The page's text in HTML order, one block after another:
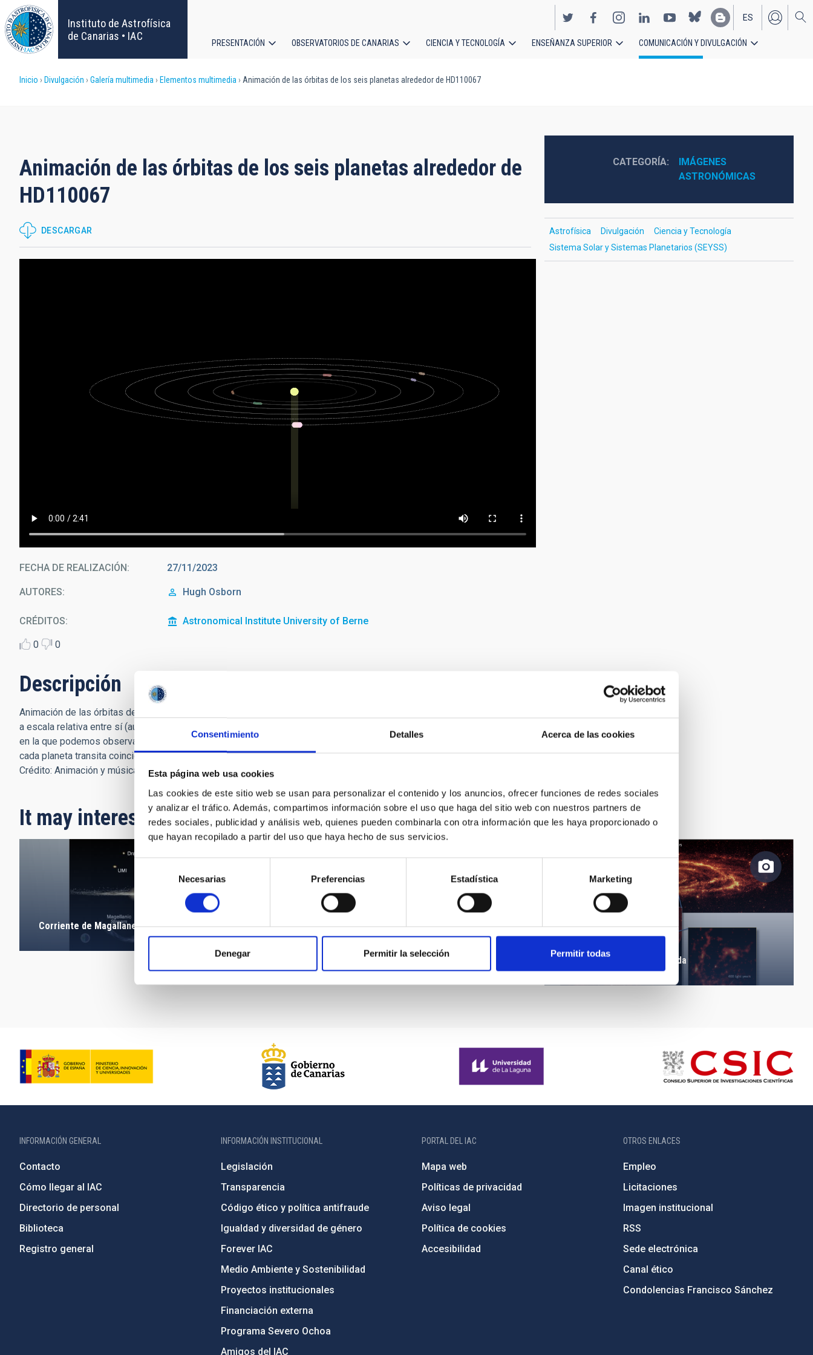
Consentimiento Detalles Acerca de las cookies
Esta página web usa cookies
Las cookies de este sitio web se usan para personalizar el contenido y los anuncios, ofrecer funciones de redes sociales
y analizar el tráfico. Además, compartimos información sobre el uso que haga del sitio web con nuestros partners de
redes sociales, publicidad y análisis web, quienes pueden combinarla con otra información que les haya proporcionado o
que hayan recopilado a partir del uso que haya hecho de sus servicios.
consentimiento
Necesarias Preferencias Estadística Marketing
Denegar Permitir la selección Permitir todas
Pasar
al
contenido
principal
Instituto de Astrofísica
de Canarias • IAC
EN
ES
PRESENTACIÓN OBSERVATORIOS DE CANARIAS CIENCIA Y TECNOLOGÍA ENSEÑANZA SUPERIOR COMUNICACIÓN Y DIVULGACIÓN
Sobrescribir
ayuda
a
la
navegación
Inicio Divulgación Galería multimedia Elementos multimedia Animación de las órbitas de los seis planetas alrededor de HD110067
Animación de las órbitas de los seis planetas alrededor de
HD110067
DESCARGAR
FECHA DE REALIZACIÓN 27/11/2023
AUTORES Hugh Osborn
CRÉDITOS Astronomical Institute University of Berne
0 0
Descripción
Animación de las órbitas de los seis planetas alrededor de HD110067. Las órbitas y los tamaños de los planetas están
a escala relativa entre sí (aunque no con respecto al tamaño de la estrella). La banda amarilla indica la región de tránsito
en la que podemos observar a los planetas pasando por delante de HD110067. El tono de las notas reproducidas cuando
cada planeta transita coincide con el cambio resonante en las frecuencias orbitales entre cada planeta subsiguiente.
Crédito: Animación y música de Hugh Osborn (Universidad de Berna)
CATEGORÍA
IMÁGENES
ASTRONÓMICAS
Astrofísica Divulgación
Ciencia y Tecnología
Sistema Solar y Sistemas Planetarios (SEYSS)
It may interest you
Corriente de Magallanes de la Vía Láctea Geometría de una nebulosa planetaria bipolar
Agujero negro de Andrómeda
INFORMACIÓN GENERAL
Contacto
Cómo llegar al IAC
Directorio de personal
Biblioteca
Registro general
INFORMACIÓN INSTITUCIONAL
Legislación
Transparencia
Código ético y política antifraude
Igualdad y diversidad de género
Forever IAC
Medio Ambiente y Sostenibilidad
Proyectos institucionales
Financiación externa
Programa Severo Ochoa
Amigos del IAC
PORTAL DEL IAC
Mapa web
Políticas de privacidad
Aviso legal
Política de cookies
Accesibilidad
OTROS ENLACES
Empleo
Licitaciones
Imagen institucional
RSS
Sede electrónica
Canal ético
Condolencias Francisco Sánchez